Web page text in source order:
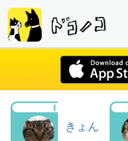
きょん